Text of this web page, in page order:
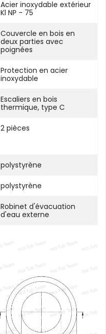
Acier inoxydable extérieur
Kl NP - 75
Couvercle en bois en
deux parties avec
poignées
Protection en acier
inoxydable
Escaliers en bois
thermique, type C
2 pièces
polystyrène
polystyrène
Robinet d'évacuation
d'eau externe